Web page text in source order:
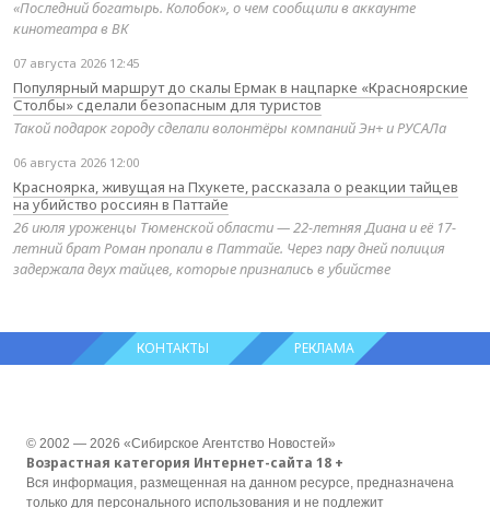
«Последний богатырь. Колобок», о чем сообщили в аккаунте
кинотеатра в ВК
07 августа 2026 12:45
Популярный маршрут до скалы Ермак в нацпарке «Красноярские
Столбы» сделали безопасным для туристов
Такой подарок городу сделали волонтёры компаний Эн+ и РУСАЛа
06 августа 2026 12:00
Красноярка, живущая на Пхукете, рассказала о реакции тайцев
на убийство россиян в Паттайе
26 июля уроженцы Тюменской области — 22-летняя Диана и её 17-
летний брат Роман пропали в Паттайе. Через пару дней полиция
задержала двух тайцев, которые признались в убийстве
КОНТАКТЫ РЕКЛАМА
© 2002 — 2026 «Сибирское Агентство Новостей»
Возрастная категория Интернет-сайта 18 +
Вся информация, размещенная на данном ресурсе, предназначена
только для персонального использования и не подлежит